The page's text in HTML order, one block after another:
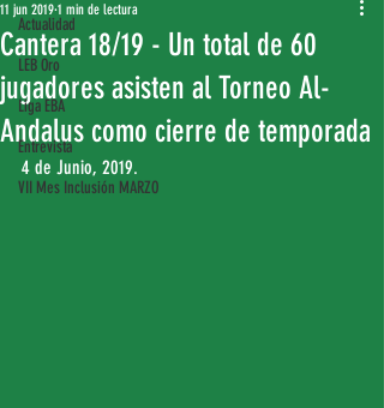
Actualidad
LEB Oro
Liga EBA
Entrevista
VII Mes Inclusión MARZO
Cantera 18/19 - Un total de 60
jugadores asisten al Torneo Al-
Andalus como cierre de temporada
11 jun 2019 1 min de lectura
4 de Junio, 2019.